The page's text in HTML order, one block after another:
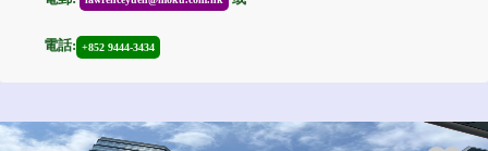
電話: +852 9444-3434